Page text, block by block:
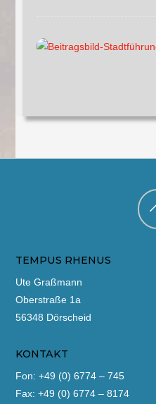
TEMPUS RHENUS
Ute Graßmann
Oberstraße 1a
56348 Dörscheid
KONTAKT
Fon: +49 (0) 6774 – 745
Fax: +49 (0) 6774 – 8174